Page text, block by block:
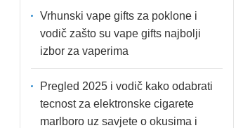
Vrhunski vape gifts za poklone i
vodič zašto su vape gifts najbolji
izbor za vaperima
Pregled 2025 i vodič kako odabrati
tecnost za elektronske cigarete
marlboro uz savjete o okusima i